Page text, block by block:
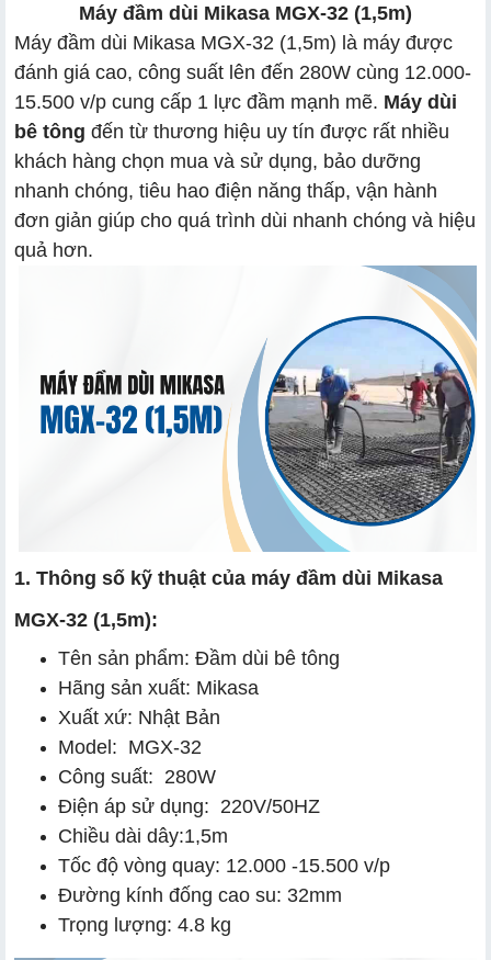
Máy đầm dùi Mikasa MGX-32 (1,5m)
Máy đầm dùi Mikasa MGX-32 (1,5m) là máy được
đánh giá cao, công suất lên đến 280W cùng 12.000-
15.500 v/p cung cấp 1 lực đầm mạnh mẽ. Máy dùi
bê tông đến từ thương hiệu uy tín được rất nhiều
khách hàng chọn mua và sử dụng, bảo dưỡng
nhanh chóng, tiêu hao điện năng thấp, vận hành
đơn giản giúp cho quá trình dùi nhanh chóng và hiệu
quả hơn.
1. Thông số kỹ thuật của máy đầm dùi Mikasa
MGX-32 (1,5m):
Tên sản phẩm: Đầm dùi bê tông
Hãng sản xuất: Mikasa
Xuất xứ: Nhật Bản
Model: MGX-32
Công suất: 280W
Điện áp sử dụng: 220V/50HZ
Chiều dài dây:1,5m
Tốc độ vòng quay: 12.000 -15.500 v/p
Đường kính đống cao su: 32mm
Trọng lượng: 4.8 kg